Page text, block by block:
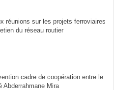
réunions sur les projets ferroviaires
du réseau routier
cadre de coopération entre le
Abderrahmane Mira